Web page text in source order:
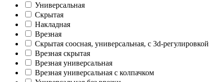
Универсальная
Скрытая
Накладная
Врезная
Скрытая соосная, универсальная, с 3d-регулировкой
Врезная скрытая
Врезная универсальная
Врезная универсальная с колпачком